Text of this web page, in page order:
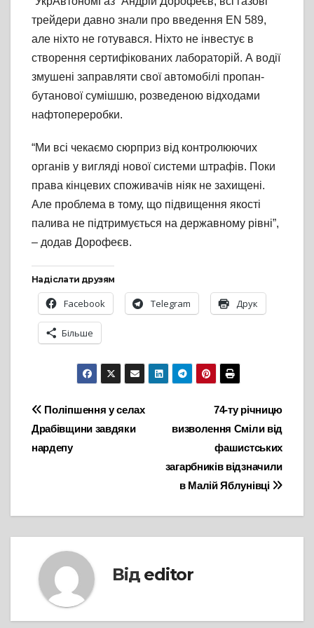
трейдери давно знали про введення EN 589,
але ніхто не готувався. Ніхто не інвестує в
створення сертифікованих лабораторій. А водії
змушені заправляти свої автомобілі пропан-
бутанової сумішшю, розведеною відходами
нафтопереробки.
“Ми всі чекаємо сюрприз від контролюючих
органів у вигляді нової системи штрафів. Поки
права кінцевих споживачів ніяк не захищені.
Але проблема в тому, що підвищення якості
палива не підтримується на державному рівні”,
– додав Дорофеєв.
Надіслати друзям
Facebook Telegram Друк
Більше
Навігація
записів
74-ту річницю
визволення Сміли від
фашистських
загарбників відзначили
в Малій Яблунівці
Поліпшення у селах
Драбівщини завдяки
нардепу
Від editor